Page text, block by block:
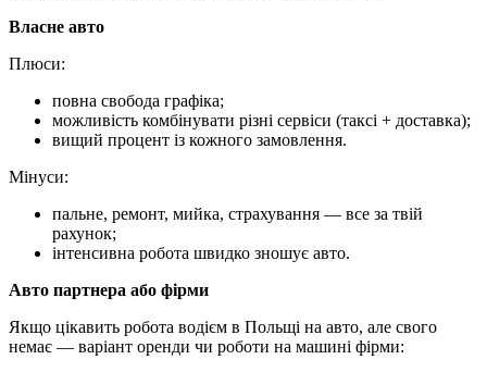
Власне авто
Плюси:
повна свобода графіка;
можливість комбінувати різні сервіси (таксі + доставка);
вищий процент із кожного замовлення.
Мінуси:
пальне, ремонт, мийка, страхування — все за твій
рахунок;
інтенсивна робота швидко зношує авто.
Авто партнера або фірми
Якщо цікавить робота водієм в Польщі на авто, але свого
немає — варіант оренди чи роботи на машині фірми: